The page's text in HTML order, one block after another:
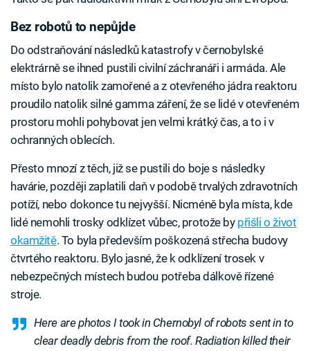
Bez robotů to nepůjde
Do odstraňování následků katastrofy v černobylské
elektrárně se ihned pustili civilní záchranáři i armáda. Ale
místo bylo natolik zamořené a z otevřeného jádra reaktoru
proudilo natolik silné gamma záření, že se lidé v otevřeném
prostoru mohli pohybovat jen velmi krátký čas, a to i v
ochranných oblecích.
Přesto mnozí z těch, již se pustili do boje s následky
havárie, později zaplatili daň v podobě trvalých zdravotních
potíží, nebo dokonce tu nejvyšší. Nicméně byla místa, kde
lidé nemohli trosky odklízet vůbec, protože by přišli o život
okamžitě. To byla především poškozená střecha budovy
čtvrtého reaktoru. Bylo jasné, že k odklízení trosek v
nebezpečných místech budou potřeba dálkově řízené
stroje.
Here are photos I took in Chernobyl of robots sent in to
clear deadly debris from the roof. Radiation killed their